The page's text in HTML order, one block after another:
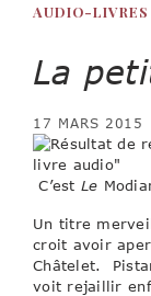
AUDIO-LIVRES
La
17 MARS 2015
C’est Le
Un titre
croit avoir
Châtelet.
voit rejaillir